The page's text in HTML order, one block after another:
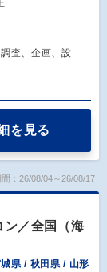
…
査、企画、設
を見る
：26/08/04～26/08/17
ン／全国（海
県 / 秋田県 / 山形